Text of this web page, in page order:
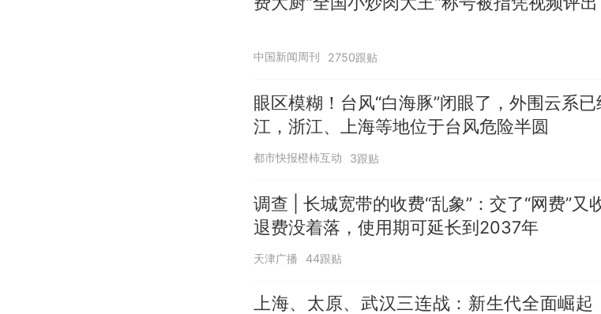
中国新闻周刊 2750跟贴
眼区模糊！台风“白海豚”闭眼了，外围云系
江，浙江、上海等地位于台风危险半圆
都市快报橙柿互动 3跟贴
调查 | 长城宽带的收费“乱象”：交了“网费”又
退费没着落，使用期可延长到2037年
天津广播 44跟贴
上海、太原、武汉三连战：新生代全面崛